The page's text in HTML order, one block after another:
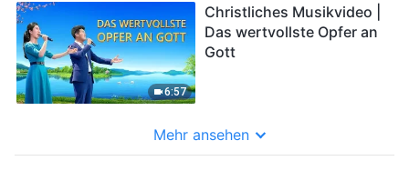
6:57
Christliches Musikvideo |
Das wertvollste Opfer an
Gott
Mehr ansehen